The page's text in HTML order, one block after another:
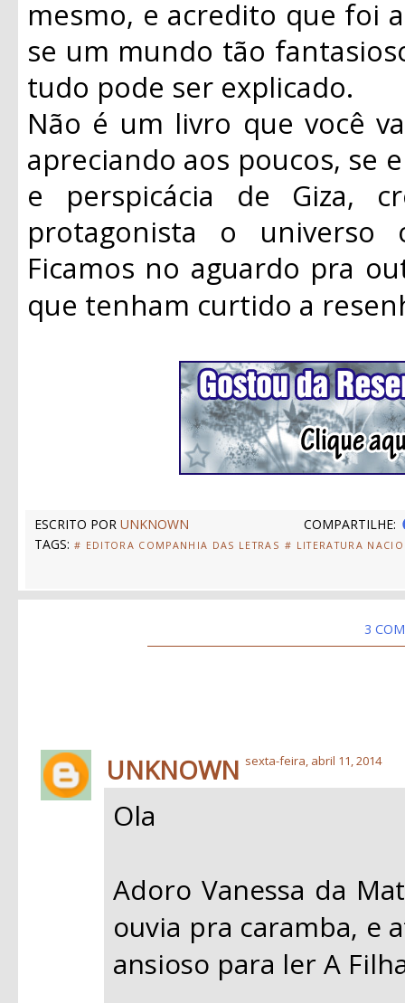
mesmo, e acredito que foi
se um mundo tão
tudo pode ser explicado.
Não é um livro que você
apreciando aos poucos, se
e perspicácia de Giza,
protagonista o
Ficamos no aguardo pra
que tenham curtido a
ESCRITO POR UNKNOWN
COMPARTILHE:
TAGS: # EDITORA COMPANHIA DAS LETRAS # LITERATURA
3
UNKNOWN sexta-feira, abril 11, 2014
Ola
Adoro Vanessa da
ouvia pra caramba, e
ansioso para ler A